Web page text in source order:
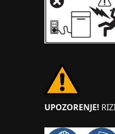
UPOZORENJE!